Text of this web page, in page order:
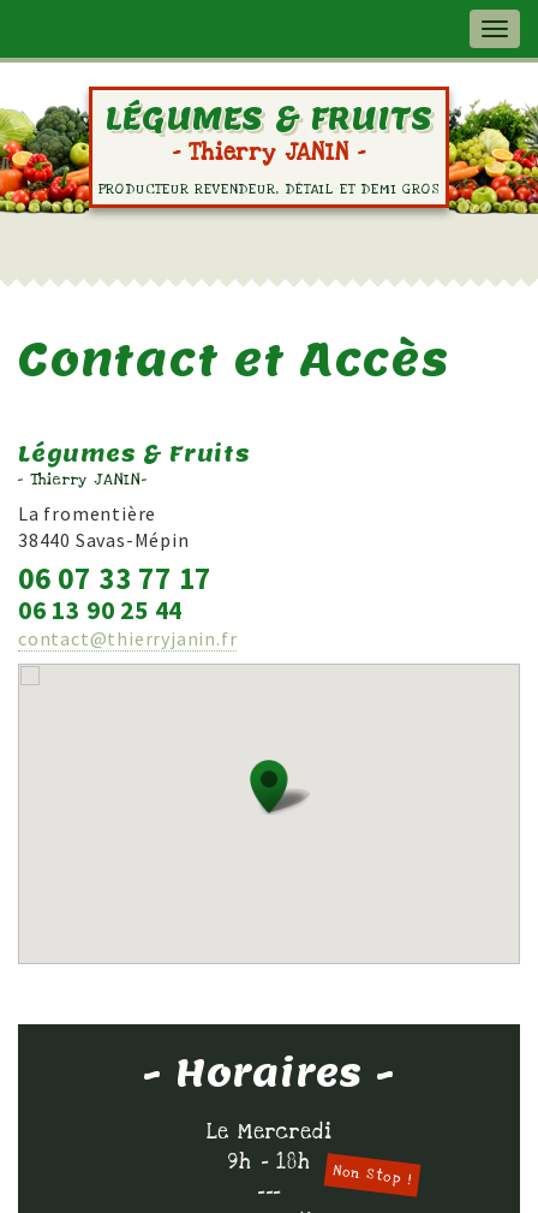
LÉGUMES & FRUITS
- Thierry JANIN -
PRODUCTEUR REVENDEUR, DÉTAIL ET DEMI GROS
Contact et Accès
Légumes & Fruits
- Thierry JANIN-
La fromentière
38440 Savas-Mépin
06 07 33 77 17
06 13 90 25 44
contact@thierryjanin.fr
- Horaires -
Le Mercredi
9h - 18h
Non Stop !
---